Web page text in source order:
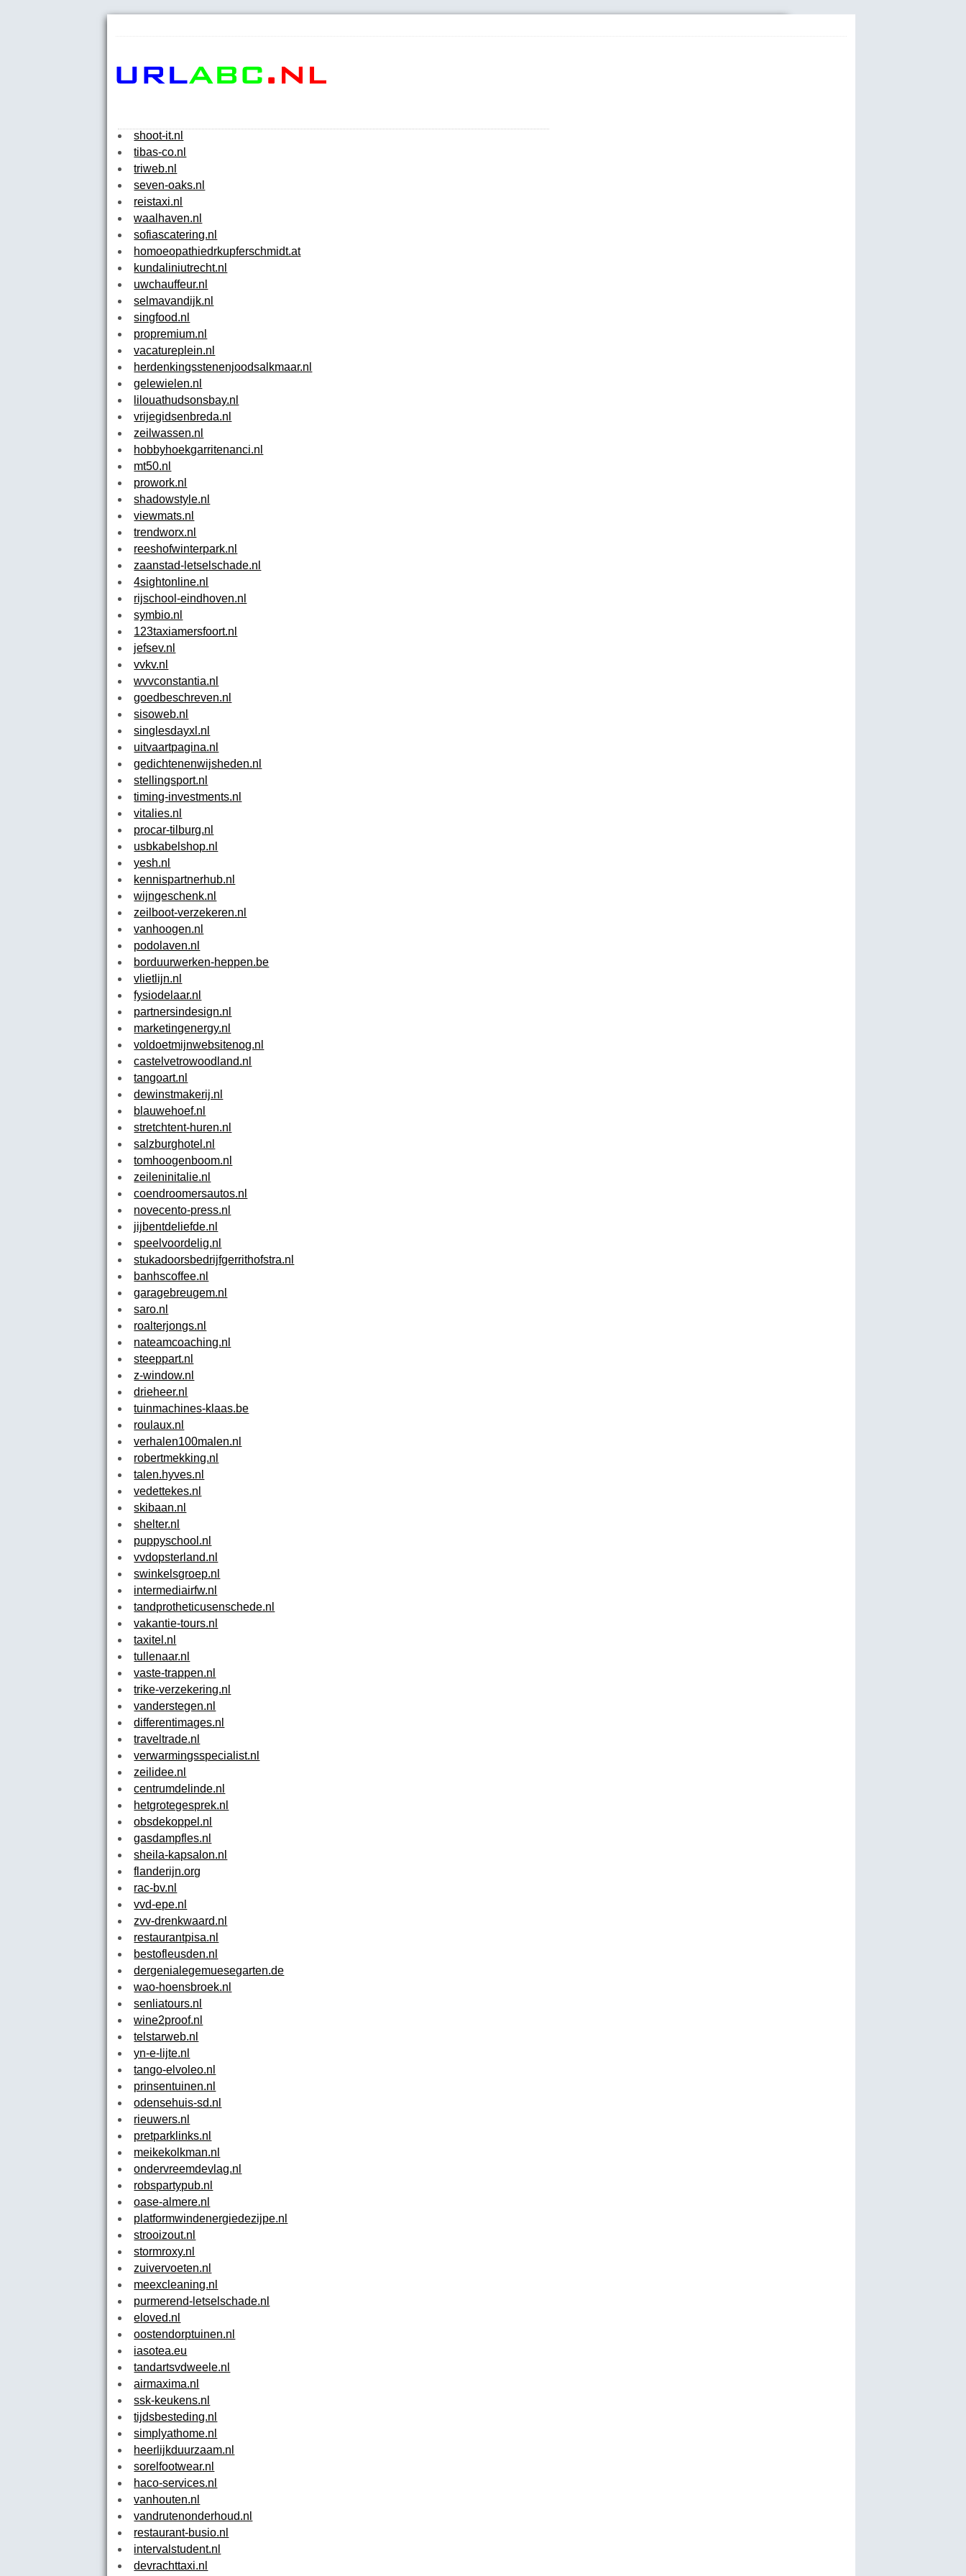
shoot-it.nl
tibas-co.nl
triweb.nl
seven-oaks.nl
reistaxi.nl
waalhaven.nl
sofiascatering.nl
homoeopathiedrkupferschmidt.at
kundaliniutrecht.nl
uwchauffeur.nl
selmavandijk.nl
singfood.nl
propremium.nl
vacatureplein.nl
herdenkingsstenenjoodsalkmaar.nl
gelewielen.nl
lilouathudsonsbay.nl
vrijegidsenbreda.nl
zeilwassen.nl
hobbyhoekgarritenanci.nl
mt50.nl
prowork.nl
shadowstyle.nl
viewmats.nl
trendworx.nl
reeshofwinterpark.nl
zaanstad-letselschade.nl
4sightonline.nl
rijschool-eindhoven.nl
symbio.nl
123taxiamersfoort.nl
jefsev.nl
vvkv.nl
wvvconstantia.nl
goedbeschreven.nl
sisoweb.nl
singlesdayxl.nl
uitvaartpagina.nl
gedichtenenwijsheden.nl
stellingsport.nl
timing-investments.nl
vitalies.nl
procar-tilburg.nl
usbkabelshop.nl
yesh.nl
kennispartnerhub.nl
wijngeschenk.nl
zeilboot-verzekeren.nl
vanhoogen.nl
podolaven.nl
borduurwerken-heppen.be
vlietlijn.nl
fysiodelaar.nl
partnersindesign.nl
marketingenergy.nl
voldoetmijnwebsitenog.nl
castelvetrowoodland.nl
tangoart.nl
dewinstmakerij.nl
blauwehoef.nl
stretchtent-huren.nl
salzburghotel.nl
tomhoogenboom.nl
zeileninitalie.nl
coendroomersautos.nl
novecento-press.nl
jijbentdeliefde.nl
speelvoordelig.nl
stukadoorsbedrijfgerrithofstra.nl
banhscoffee.nl
garagebreugem.nl
saro.nl
roalterjongs.nl
nateamcoaching.nl
steeppart.nl
z-window.nl
drieheer.nl
tuinmachines-klaas.be
roulaux.nl
verhalen100malen.nl
robertmekking.nl
talen.hyves.nl
vedettekes.nl
skibaan.nl
shelter.nl
puppyschool.nl
vvdopsterland.nl
swinkelsgroep.nl
intermediairfw.nl
tandprotheticusenschede.nl
vakantie-tours.nl
taxitel.nl
tullenaar.nl
vaste-trappen.nl
trike-verzekering.nl
vanderstegen.nl
differentimages.nl
traveltrade.nl
verwarmingsspecialist.nl
zeilidee.nl
centrumdelinde.nl
hetgrotegesprek.nl
obsdekoppel.nl
gasdampfles.nl
sheila-kapsalon.nl
flanderijn.org
rac-bv.nl
vvd-epe.nl
zvv-drenkwaard.nl
restaurantpisa.nl
bestofleusden.nl
dergenialegemuesegarten.de
wao-hoensbroek.nl
senliatours.nl
wine2proof.nl
telstarweb.nl
yn-e-lijte.nl
tango-elvoleo.nl
prinsentuinen.nl
odensehuis-sd.nl
rieuwers.nl
pretparklinks.nl
meikekolkman.nl
ondervreemdevlag.nl
robspartypub.nl
oase-almere.nl
platformwindenergiedezijpe.nl
strooizout.nl
stormroxy.nl
zuivervoeten.nl
meexcleaning.nl
purmerend-letselschade.nl
eloved.nl
oostendorptuinen.nl
iasotea.eu
tandartsvdweele.nl
airmaxima.nl
ssk-keukens.nl
tijdsbesteding.nl
simplyathome.nl
heerlijkduurzaam.nl
sorelfootwear.nl
haco-services.nl
vanhouten.nl
vandrutenonderhoud.nl
restaurant-busio.nl
intervalstudent.nl
devrachttaxi.nl